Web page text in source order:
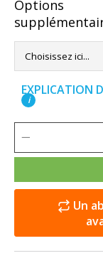
Options
EXPLICATION
i
Un